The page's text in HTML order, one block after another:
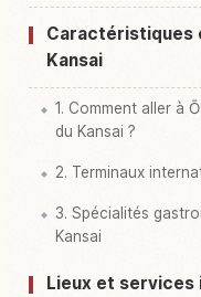
Caractéristiques
Kansai
1. Comment aller à
du Kansai ?
2. Terminaux
3. Spécialités
Kansai
Lieux et